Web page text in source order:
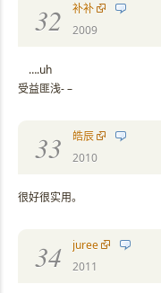
32
补补
2009
….uh
受益匪浅- –
33
皓辰
2010
很好很实用。
34
juree
2011